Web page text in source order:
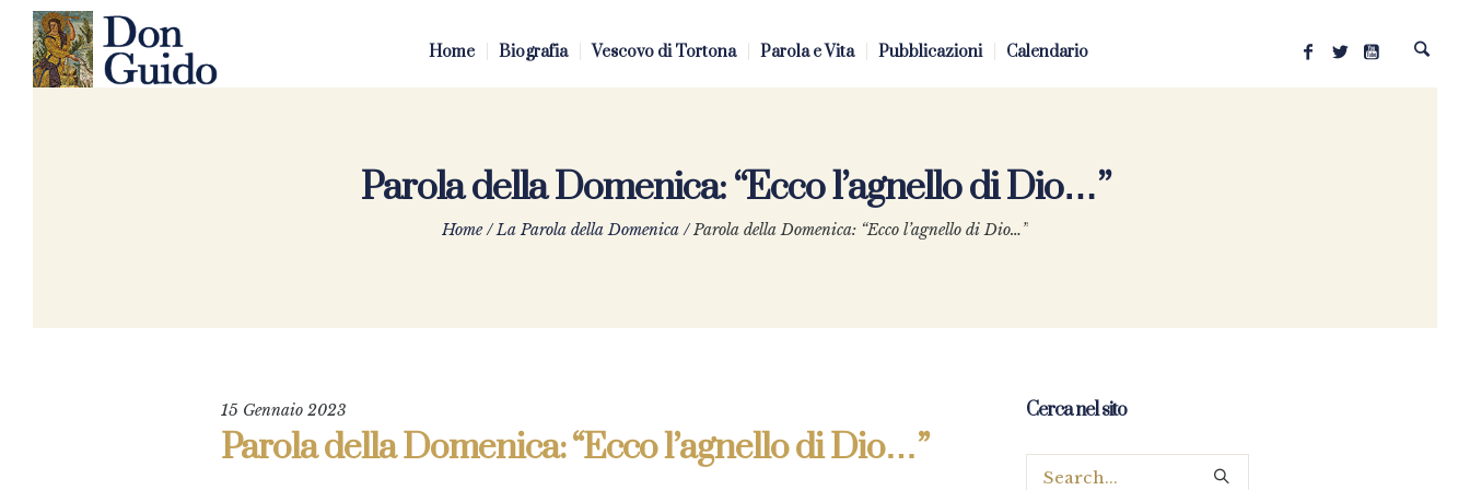
Home Biografia Vescovo di Tortona Parola e Vita Pubblicazioni Calendario
Parola della Domenica: “Ecco l’agnello di Dio…”
Home /La Parola della Domenica /Parola della Domenica: “Ecco l’agnello di Dio…”
15 Gennaio 2023
Parola della Domenica: “Ecco l’agnello di Dio…”
Cerca nel sito